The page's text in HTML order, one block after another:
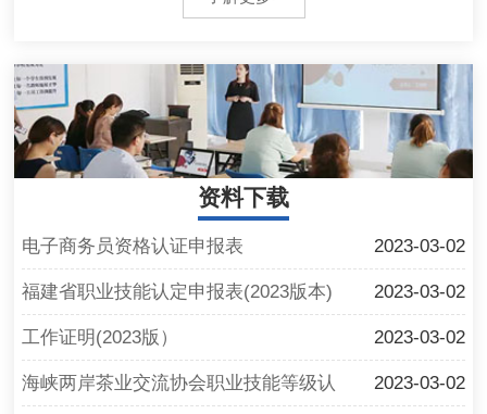
《关于落实扩大阶段性缓缴社会保险费
政…
资料下载
2023-03-02
电子商务员资格认证申报表
2023-03-02
福建省职业技能认定申报表(2023版本)
2023-03-02
工作证明(2023版）
2023-03-02
海峡两岸茶业交流协会职业技能等级认